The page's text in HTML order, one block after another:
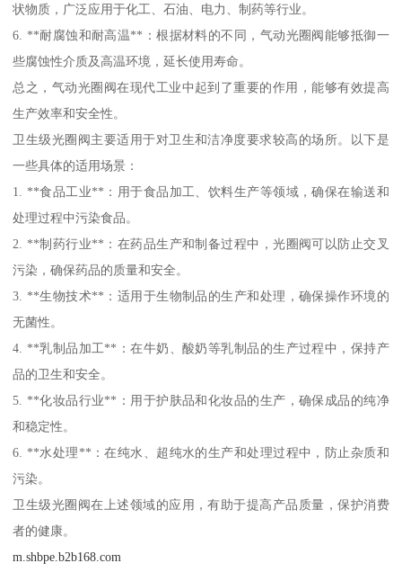
状物质，广泛应用于化工、石油、电力、制药等行业。
6. **耐腐蚀和耐高温**：根据材料的不同，气动光圈阀能够抵御一
些腐蚀性介质及高温环境，延长使用寿命。
总之，气动光圈阀在现代工业中起到了重要的作用，能够有效提高
生产效率和安全性。
卫生级光圈阀主要适用于对卫生和洁净度要求较高的场所。以下是
一些具体的适用场景：
1. **食品工业**：用于食品加工、饮料生产等领域，确保在输送和
处理过程中污染食品。
2. **制药行业**：在药品生产和制备过程中，光圈阀可以防止交叉
污染，确保药品的质量和安全。
3. **生物技术**：适用于生物制品的生产和处理，确保操作环境的
无菌性。
4. **乳制品加工**：在牛奶、酸奶等乳制品的生产过程中，保持产
品的卫生和安全。
5. **化妆品行业**：用于护肤品和化妆品的生产，确保成品的纯净
和稳定性。
6. **水处理**：在纯水、超纯水的生产和处理过程中，防止杂质和
污染。
卫生级光圈阀在上述领域的应用，有助于提高产品质量，保护消费
者的健康。
m.shbpe.b2b168.com